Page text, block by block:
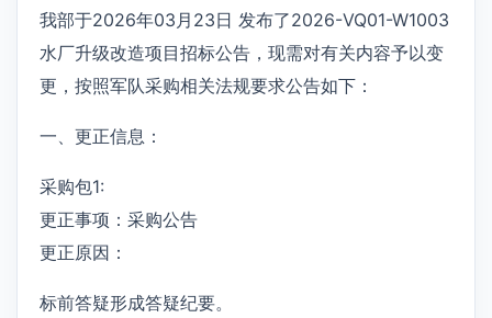
我部于2026年03月23日 发布了2026-VQ01-W1003
水厂升级改造项目招标公告，现需对有关内容予以变
更，按照军队采购相关法规要求公告如下：
一、更正信息：
采购包1:
更正事项：采购公告
更正原因：
标前答疑形成答疑纪要。